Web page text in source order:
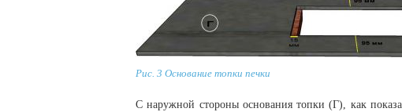
Рис. 3 Основание топки печки
С наружной стороны основания топки (Г), как